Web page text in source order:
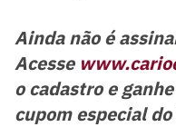
Ainda não é
Acesse
o cadastro e
cupom especial do